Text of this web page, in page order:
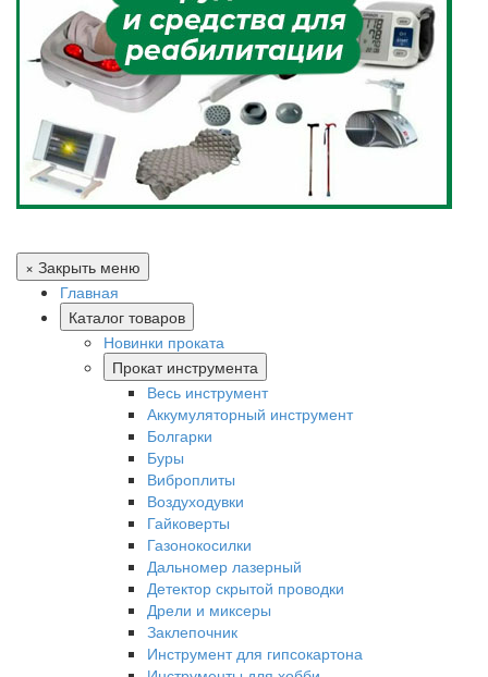
× Закрыть меню
Главная
Каталог товаров
Новинки проката
Прокат инструмента
Весь инструмент
Аккумуляторный инструмент
Болгарки
Буры
Виброплиты
Воздуходувки
Гайковерты
Газонокосилки
Дальномер лазерный
Детектор скрытой проводки
Дрели и миксеры
Заклепочник
Инструмент для гипсокартона